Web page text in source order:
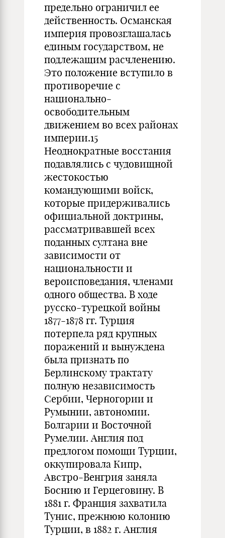
предельно ограничил ее
действенность. Османская
империя провозглашалась
единым государством, не
подлежащим расчленению.
Это положение вступило в
противоречие с
национально-
освободительным
движением во всех районах
империи.15
Неоднократные восстания
подавлялись с чудовищной
жестокостью
командующими войск,
которые придерживались
официальной доктрины,
рассматривавшей всех
поданных султана вне
зависимости от
национальности и
вероисповедания, членами
одного общества. В ходе
русско-турецкой войны
1877-1878 гг. Турция
потерпела ряд крупных
поражений и вынуждена
была признать по
Берлинскому трактату
полную независимость
Сербии, Черногории и
Румынии, автономии.
Болгарии и Восточной
Румелии. Англия под
предлогом помощи Турции,
оккупировала Кипр,
Австро-Венгрия заняла
Боснию и Герцеговину. В
1881 г. Франция захватила
Тунис, прежнюю колонию
Турции, в 1882 г. Англия